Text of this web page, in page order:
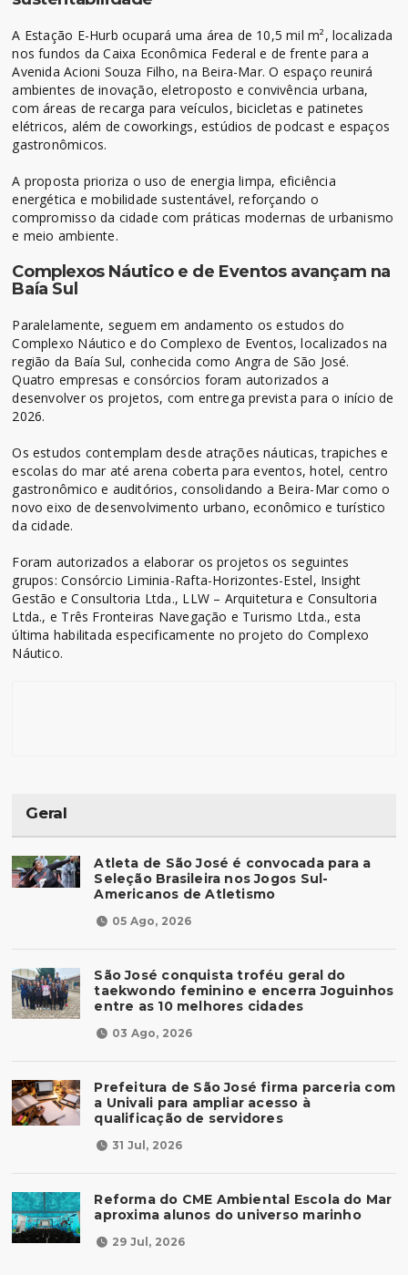
A Estação E-Hurb ocupará uma área de 10,5 mil m², localizada
nos fundos da Caixa Econômica Federal e de frente para a
Avenida Acioni Souza Filho, na Beira-Mar. O espaço reunirá
ambientes de inovação, eletroposto e convivência urbana,
com áreas de recarga para veículos, bicicletas e patinetes
elétricos, além de coworkings, estúdios de podcast e espaços
gastronômicos.
A proposta prioriza o uso de energia limpa, eficiência
energética e mobilidade sustentável, reforçando o
compromisso da cidade com práticas modernas de urbanismo
e meio ambiente.
Complexos Náutico e de Eventos avançam na
Baía Sul
Paralelamente, seguem em andamento os estudos do
Complexo Náutico e do Complexo de Eventos, localizados na
região da Baía Sul, conhecida como Angra de São José.
Quatro empresas e consórcios foram autorizados a
desenvolver os projetos, com entrega prevista para o início de
2026.
Os estudos contemplam desde atrações náuticas, trapiches e
escolas do mar até arena coberta para eventos, hotel, centro
gastronômico e auditórios, consolidando a Beira-Mar como o
novo eixo de desenvolvimento urbano, econômico e turístico
da cidade.
Foram autorizados a elaborar os projetos os seguintes
grupos: Consórcio Liminia-Rafta-Horizontes-Estel, Insight
Gestão e Consultoria Ltda., LLW – Arquitetura e Consultoria
Ltda., e Três Fronteiras Navegação e Turismo Ltda., esta
última habilitada especificamente no projeto do Complexo
Náutico.
Geral
Atleta de São José é convocada para a
Seleção Brasileira nos Jogos Sul-
Americanos de Atletismo
05 Ago, 2026
São José conquista troféu geral do
taekwondo feminino e encerra Joguinhos
entre as 10 melhores cidades
03 Ago, 2026
Prefeitura de São José firma parceria com
a Univali para ampliar acesso à
qualificação de servidores
31 Jul, 2026
Reforma do CME Ambiental Escola do Mar
aproxima alunos do universo marinho
29 Jul, 2026